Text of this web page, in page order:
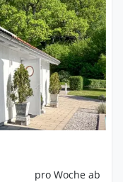
pro Woche ab